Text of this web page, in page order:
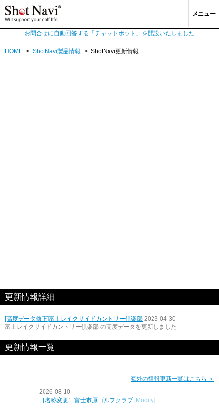
メニュー
お問合せに自動回答する「チャットボット」を開設いたしました
HOME > ShotNavi製品情報 > ShotNavi更新情報
更新情報詳細
[高度データ修正]富士レイクサイドカントリー倶楽部 2023-04-30
富士レイクサイドカントリー倶楽部 の高度データを更新しました
更新情報一覧
海外の情報更新一覧はこちら ＞
2026-08-10
［名称変更］富士市原ゴルフクラブ
Modify